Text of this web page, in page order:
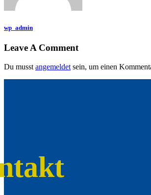
wp_admin
Leave A Comment
Du musst angemeldet sein, um einen